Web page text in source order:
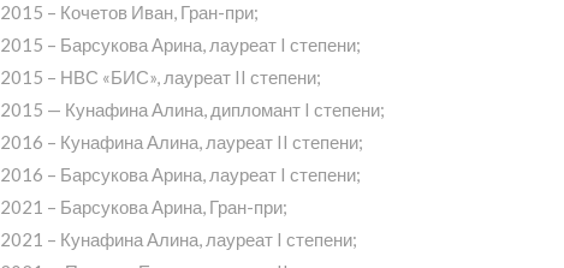
2015 – Кочетов Иван, Гран-при;
2015 – Барсукова Арина, лауреат I степени;
2015 – НВС «БИС», лауреат II степени;
2015 — Кунафина Алина, дипломант I степени;
2016 – Кунафина Алина, лауреат II степени;
2016 – Барсукова Арина, лауреат I степени;
2021 – Барсукова Арина, Гран-при;
2021 – Кунафина Алина, лауреат I степени;